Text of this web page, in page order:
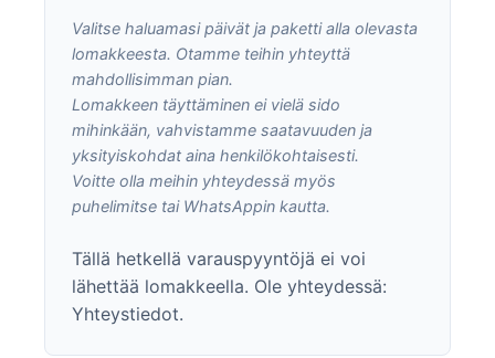
Valitse haluamasi päivät ja paketti alla olevasta
lomakkeesta. Otamme teihin yhteyttä
mahdollisimman pian.
Lomakkeen täyttäminen ei vielä sido
mihinkään, vahvistamme saatavuuden ja
yksityiskohdat aina henkilökohtaisesti.
Voitte olla meihin yhteydessä myös
puhelimitse tai WhatsAppin kautta.
Tällä hetkellä varauspyyntöjä ei voi
lähettää lomakkeella. Ole yhteydessä:
Yhteystiedot.